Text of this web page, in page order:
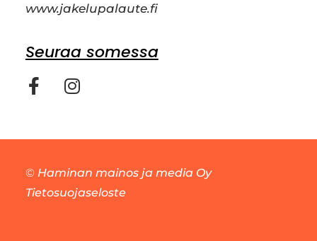
www.jakelupalaute.fi
Seuraa somessa
© Haminan mainos ja media Oy
Tietosuojaseloste